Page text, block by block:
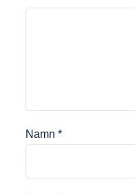
Namn *